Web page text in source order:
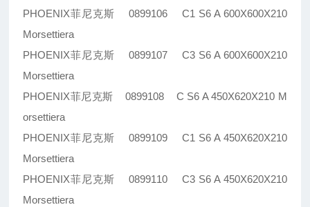
PHOENIX菲尼克斯 0899106 C1 S6 A 600X600X210
Morsettiera
PHOENIX菲尼克斯 0899107 C3 S6 A 600X600X210
Morsettiera
PHOENIX菲尼克斯 0899108 C S6 A 450X620X210 M
orsettiera
PHOENIX菲尼克斯 0899109 C1 S6 A 450X620X210
Morsettiera
PHOENIX菲尼克斯 0899110 C3 S6 A 450X620X210
Morsettiera